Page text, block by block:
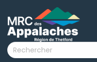
submenu (La MRC )
submenu (Citoyens )